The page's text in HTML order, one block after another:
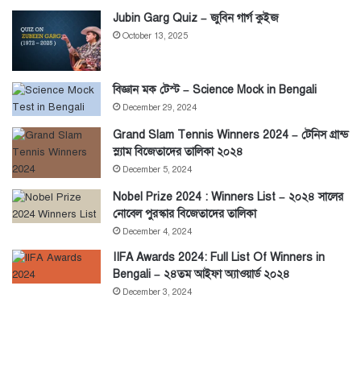
Jubin Garg Quiz – জুবিন গার্গ কুইজ
October 13, 2025
বিজ্ঞান মক টেস্ট – Science Mock in Bengali
December 29, 2024
Grand Slam Tennis Winners 2024 – টেনিস গ্রান্ড
স্ল্যাম বিজেতাদের তালিকা ২০২৪
December 5, 2024
Nobel Prize 2024 : Winners List – ২০২৪ সালের
নোবেল পুরস্কার বিজেতাদের তালিকা
December 4, 2024
IIFA Awards 2024: Full List Of Winners in
Bengali – ২৪তম আইফা অ্যাওয়ার্ড ২০২৪
December 3, 2024